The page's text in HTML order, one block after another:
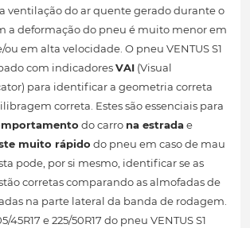
ventilação do ar quente gerado durante o
a deformação do pneu é muito menor em
em alta velocidade. O pneu VENTUS S1
com indicadoresVAI (Visual
para identificar a geometria correta
correta. Estes são essenciais para
do carro na estradae
muito rápido do pneu em caso de mau
pode, por si mesmo, identificar se as
corretas comparando as almofadas de
na parte lateral da banda de rodagem.
45R17 e 225/50R17 do pneu VENTUS S1